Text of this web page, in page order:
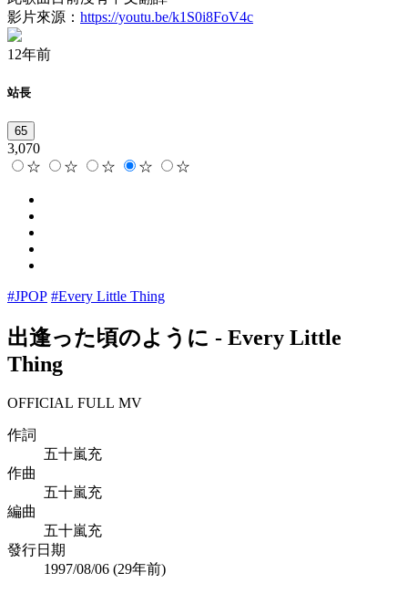
影片來源： https://youtu.be/k1S0i8FoV4c
12年前
站長
65
3,070
☆
☆ ☆ ☆ ☆
#JPOP #Every Little Thing
出逢った頃のように - Every Little
Thing
OFFICIAL FULL MV
作詞
五十嵐充
作曲
五十嵐充
編曲
五十嵐充
發行日期
1997/08/06 (29年前)